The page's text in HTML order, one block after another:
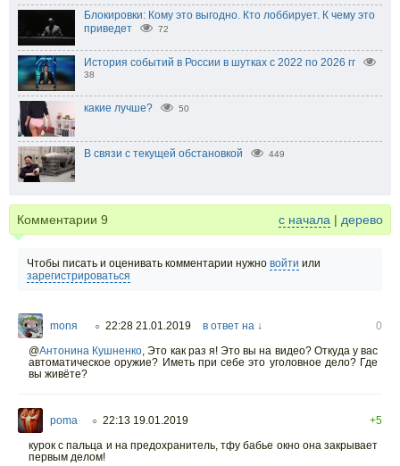
Блокировки: Кому это выгодно. Кто лоббирует. К чему это
приведет
72
История событий в России в шутках с 2022 по 2026 гг
38
какие лучше? 50
В связи с текущей обстановкой 449
Комментарии 9 с начала | дерево
Чтобы писать и оценивать комментарии нужно войти или
зарегистрироваться
monя ○ 22:28 21.01.2019 в ответ на ↓
0
@Антонина Кушненко Это как раз я! Это вы на видео? Откуда у вас
автоматическое оружие? Иметь при себе это уголовное дело? Где
вы живёте?
poma ○ 22:13 19.01.2019
+5
курок с пальца и на предохранитель, тфу бабье окно она закрывает
первым делом!